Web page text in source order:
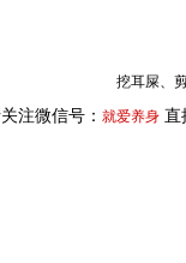
挖耳屎、
注微信号： 就爱养身 直